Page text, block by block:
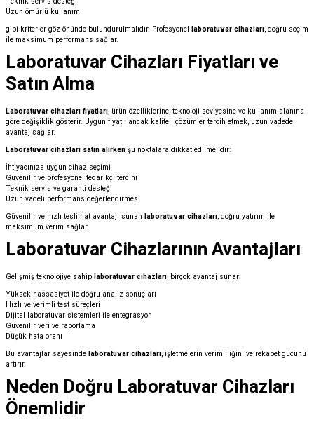
Uzun ömürlü kullanım
gibi kriterler göz önünde bulundurulmalıdır. Profesyonel laboratuvar cihazları, doğru seçim
ile maksimum performans sağlar.
Laboratuvar Cihazları Fiyatları ve
Satın Alma
Laboratuvar cihazları fiyatları, ürün özelliklerine, teknoloji seviyesine ve kullanım alanına
göre değişiklik gösterir. Uygun fiyatlı ancak kaliteli çözümler tercih etmek, uzun vadede
avantaj sağlar.
Laboratuvar cihazları satın alırken şu noktalara dikkat edilmelidir:
İhtiyacınıza uygun cihaz seçimi
Güvenilir ve profesyonel tedarikçi tercihi
Teknik servis ve garanti desteği
Uzun vadeli performans değerlendirmesi
Güvenilir ve hızlı teslimat avantajı sunan laboratuvar cihazları, doğru yatırım ile
maksimum verim sağlar.
Laboratuvar Cihazlarının Avantajları
Gelişmiş teknolojiye sahip laboratuvar cihazları, birçok avantaj sunar:
Yüksek hassasiyet ile doğru analiz sonuçları
Hızlı ve verimli test süreçleri
Dijital laboratuvar sistemleri ile entegrasyon
Güvenilir veri ve raporlama
Düşük hata oranı
Bu avantajlar sayesinde laboratuvar cihazları, işletmelerin verimliliğini ve rekabet gücünü
artırır.
Neden Doğru Laboratuvar Cihazları
Önemlidir